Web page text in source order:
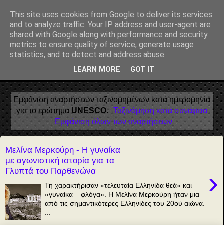
Αέναη επΑνάσταση
• Επιστήμη • Ψυχολογία • Λογοτεχνία • Τέχνες • Θεολογία •
Φιλοσοφία • Στοχασμοί... για τη μνήμη, τον άνθρωπο και το
Φως
Εμφάνιση αναρτήσεων ταξινομημένων κατά ημερομηνία
για το ερώτημα UNESCO. Ταξινόμηση κατά συνάφεια
Εμφάνιση όλων των αναρτήσεων
Μελίνα Μερκούρη - Η γυναίκα
με αγωνιστική ιστορία για τα
Γλυπτά του Παρθενώνα
›
Τη χαρακτήρισαν «τελευταία Ελληνίδα θεά» και
«γυναίκα – φλόγα». Η Μελίνα Μερκούρη ήταν μια
από τις σημαντικότερες Ελληνίδες του 20ού αιώνα.
This site uses cookies from Google to deliver its services
and to analyze traffic. Your IP address and user-agent are
shared with Google along with performance and security
metrics to ensure quality of service, generate usage
statistics, and to detect and address abuse.
LEARN MORE GOT IT